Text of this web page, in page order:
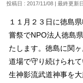
投稿日 : 2017/11/08 最終更新
１１月２３日に徳島
嘗祭でNPO法人徳島
たします。徳島に関
道場で守り続けられ
生神影流武道神事を